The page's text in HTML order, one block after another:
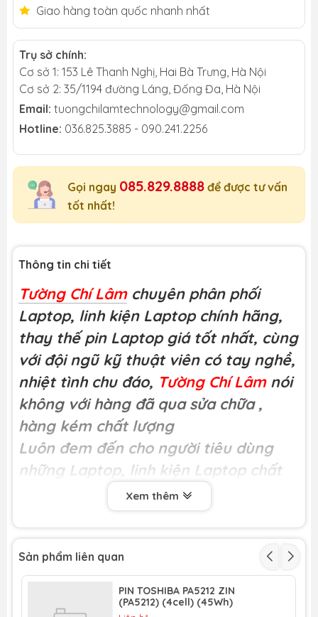
Giao hàng toàn quốc nhanh nhất
Trụ sở chính:
Cơ sở 1: 153 Lê Thanh Nghị, Hai Bà Trưng, Hà Nội
Cơ sở 2: 35/1194 đường Láng, Đống Đa, Hà Nội
Email: tuongchilamtechnology@gmail.com
Hotline: 036.825.3885 - 090.241.2256
Gọi ngay 085.829.8888 để được tư vấn
tốt nhất!
Thông tin chi tiết
Tường Chí Lâm chuyên phân phối
Laptop, linh kiện Laptop chính hãng,
thay thế pin Laptop giá tốt nhất, cùng
với đội ngũ kỹ thuật viên có tay nghề,
nhiệt tình chu đáo, Tường Chí Lâm nói
không với hàng đã qua sửa chữa ,
hàng kém chất lượng
Luôn đem đến cho người tiêu dùng
những Laptop, linh kiện Laptop chất
Miễn phí công thay tạiTường Chí Lâm
Khách hàng có thể trực tiếp xem kĩ
thuật viên thay thế tại cửa hàng
Mã sản phẩm : pinmsi03
Loại hàng:Pin laptop chất lượng
Xem thêm
Sản phẩm liên quan
PIN TOSHIBA PA5212 ZIN
(PA5212) (4cell) (45Wh)